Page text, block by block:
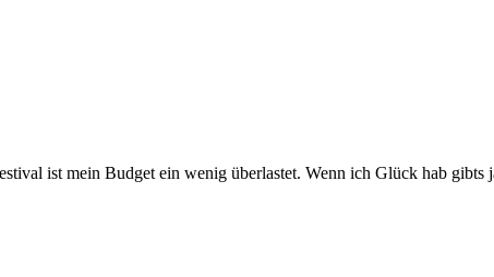
ist mein Budget ein wenig überlastet. Wenn ich Glück hab gibts